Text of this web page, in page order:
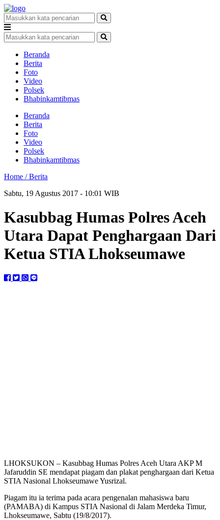
Beranda
Berita
Foto
Video
Polsek
Bhabinkamtibmas
Beranda
Berita
Foto
Video
Polsek
Bhabinkamtibmas
Home /Berita
Sabtu, 19 Agustus 2017 - 10:01 WIB
Kasubbag Humas Polres Aceh
Utara Dapat Penghargaan Dari
Ketua STIA Lhokseumawe
LHOKSUKON – Kasubbag Humas Polres Aceh Utara AKP M
Jafaruddin SE mendapat piagam dan plakat penghargaan dari Ketua
STIA Nasional Lhokseumawe Yusrizal.
Piagam itu ia terima pada acara pengenalan mahasiswa baru
(PAMABA) di Kampus STIA Nasional di Jalam Merdeka Timur,
Lhokseumawe, Sabtu (19/8/2017).